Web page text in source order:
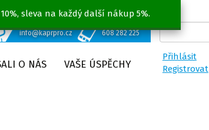
sleva na každý další nákup 5%.
info@kaprpro.cz 608 282 225
O NÁS VAŠE ÚSPĚCHY
Přihlásit
Registrovat